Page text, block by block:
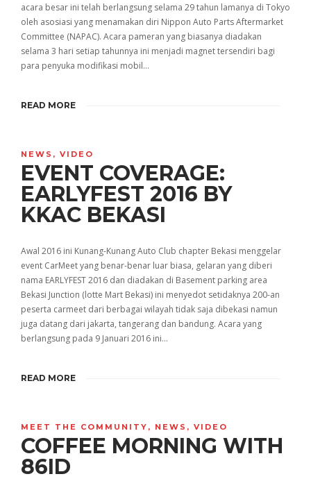
acara besar ini telah berlangsung selama 29 tahun lamanya di Tokyo
oleh asosiasi yang menamakan diri Nippon Auto Parts Aftermarket
Committee (NAPAC). Acara pameran yang biasanya diadakan
selama 3 hari setiap tahunnya ini menjadi magnet tersendiri bagi
para penyuka modifikasi mobil…
READ MORE
NEWS , VIDEO
EVENT COVERAGE:
EARLYFEST 2016 BY
KKAC BEKASI
Awal 2016 ini Kunang-Kunang Auto Club chapter Bekasi menggelar
event CarMeet yang benar-benar luar biasa, gelaran yang diberi
nama EARLYFEST 2016 dan diadakan di Basement parking area
Bekasi Junction (lotte Mart Bekasi) ini menyedot setidaknya 200-an
peserta carmeet dari berbagai wilayah tidak saja dibekasi namun
juga datang dari jakarta, tangerang dan bandung. Acara yang
berlangsung pada 9 Januari 2016 ini…
READ MORE
MEET THE COMMUNITY , NEWS , VIDEO
COFFEE MORNING WITH
86ID